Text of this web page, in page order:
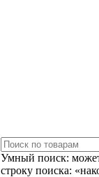
Умный поиск:
строку поиска: